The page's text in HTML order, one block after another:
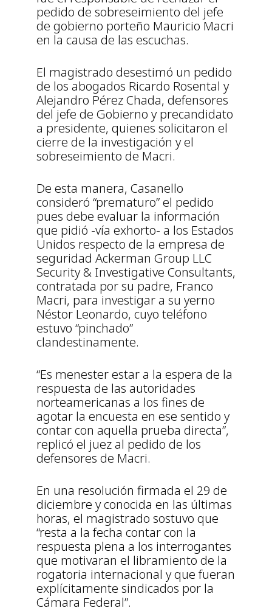
pedido de sobreseimiento del jefe
de gobierno porteño Mauricio Macri
en la causa de las escuchas.
El magistrado desestimó un pedido
de los abogados Ricardo Rosental y
Alejandro Pérez Chada, defensores
del jefe de Gobierno y precandidato
a presidente, quienes solicitaron el
cierre de la investigación y el
sobreseimiento de Macri.
De esta manera, Casanello
consideró “prematuro” el pedido
pues debe evaluar la información
que pidió -vía exhorto- a los Estados
Unidos respecto de la empresa de
seguridad Ackerman Group LLC
Security & Investigative Consultants,
contratada por su padre, Franco
Macri, para investigar a su yerno
Néstor Leonardo, cuyo teléfono
estuvo “pinchado”
clandestinamente.
“Es menester estar a la espera de la
respuesta de las autoridades
norteamericanas a los fines de
agotar la encuesta en ese sentido y
contar con aquella prueba directa”,
replicó el juez al pedido de los
defensores de Macri.
En una resolución firmada el 29 de
diciembre y conocida en las últimas
horas, el magistrado sostuvo que
“resta a la fecha contar con la
respuesta plena a los interrogantes
que motivaran el libramiento de la
rogatoria internacional y que fueran
explícitamente sindicados por la
Cámara Federal”.